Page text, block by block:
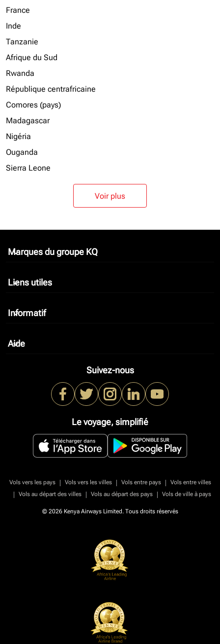
France
Inde
Tanzanie
Afrique du Sud
Rwanda
République centrafricaine
Comores (pays)
Madagascar
Nigéria
Ouganda
Sierra Leone
Voir plus
Marques du groupe KQ
keyboard_arrow_down
Liens utiles
keyboard_arrow_down
Informatif
keyboard_arrow_down
Aide
keyboard_arrow_down
Suivez-nous
Le voyage, simplifié
Vols vers les pays | Vols vers les villes | Vols entre pays |
Vols entre villes
|
Vols au départ des villes | Vols au départ des pays | Vols de ville à pays
© 2026 Kenya Airways Limited. Tous droits réservés